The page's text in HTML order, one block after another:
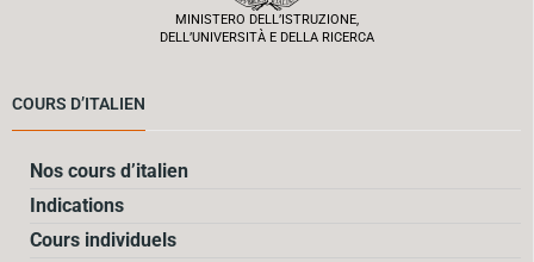
MINISTERO DELL’ISTRUZIONE,
DELL’UNIVERSITÀ E DELLA RICERCA
COURS D’ITALIEN
Nos cours d’italien
Indications
Cours individuels